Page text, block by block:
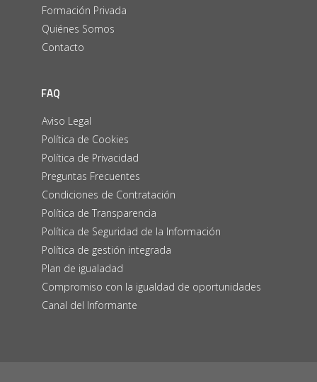
Formación Privada
Quiénes Somos
Contacto
FAQ
Aviso Legal
Política de Cookies
Política de Privacidad
Preguntas Frecuentes
Condiciones de Contratación
Política de Transparencia
Política de Seguridad de la Información
Política de gestión integrada
Plan de igualadad
Compromiso con la igualdad de oportunidades
Canal del Informante